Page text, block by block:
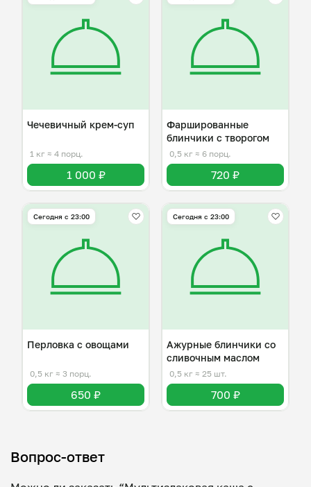
Чечевичный крем-суп
1 кг ≈ 4 порц.
1 000 ₽
Фаршированные
блинчики с творогом
0,5 кг ≈ 6 порц.
720 ₽
Сегодня с 23:00
Перловка с овощами
0,5 кг ≈ 3 порц.
650 ₽
Сегодня с 23:00
Ажурные блинчики со
сливочным маслом
0,5 кг ≈ 25 шт.
700 ₽
Вопрос-ответ